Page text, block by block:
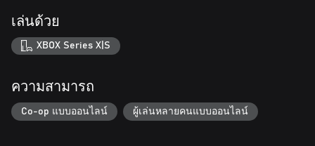
twisted up into something sinister.
Turner still acts like he has a lot to prove, but these days, he has
the skill to prove it, especially with those two Caldwell
partnering up with him, but wouldn’t recommend
roost.
เล่นด้วย
XBOX Series X|S
ความสามารถ
Co-op แบบออนไลน์ ผู้เล่นหลายคนแบบออนไลน์